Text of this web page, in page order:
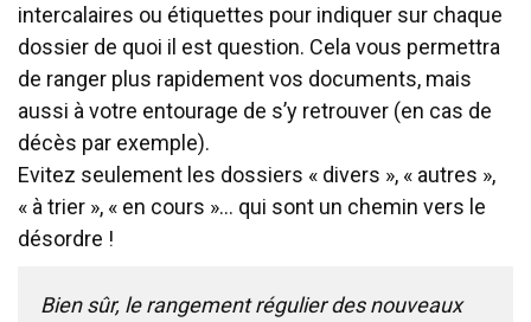
intercalaires ou étiquettes pour indiquer sur chaque
dossier de quoi il est question. Cela vous permettra
de ranger plus rapidement vos documents, mais
aussi à votre entourage de s’y retrouver (en cas de
décès par exemple).
Evitez seulement les dossiers « divers », « autres »,
« à trier », « en cours »… qui sont un chemin vers le
désordre !
Bien sûr, le rangement régulier des nouveaux